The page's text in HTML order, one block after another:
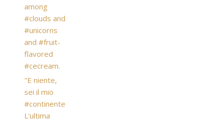
"E niente,
sei il mio
#continente
L'ultima